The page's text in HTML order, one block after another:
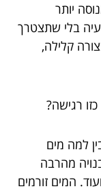
יותר
בלי שתצטרך
קלילה,
רגישה?
למה מים
מהרבה
המים זורמים